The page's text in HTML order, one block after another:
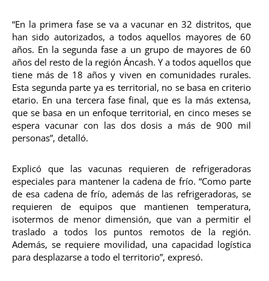
“En la primera fase se va a vacunar en 32 distritos, que
han sido autorizados, a todos aquellos mayores de 60
años. En la segunda fase a un grupo de mayores de 60
años del resto de la región Áncash. Y a todos aquellos que
tiene más de 18 años y viven en comunidades rurales.
Esta segunda parte ya es territorial, no se basa en criterio
etario. En una tercera fase final, que es la más extensa,
que se basa en un enfoque territorial, en cinco meses se
espera vacunar con las dos dosis a más de 900 mil
personas”, detalló.
Explicó que las vacunas requieren de refrigeradoras
especiales para mantener la cadena de frío. “Como parte
de esa cadena de frío, además de las refrigeradoras, se
requieren de equipos que mantienen temperatura,
isotermos de menor dimensión, que van a permitir el
traslado a todos los puntos remotos de la región.
Además, se requiere movilidad, una capacidad logística
para desplazarse a todo el territorio”, expresó.